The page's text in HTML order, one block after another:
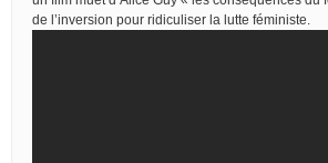
de l’inversion pour ridiculiser la lutte féministe.